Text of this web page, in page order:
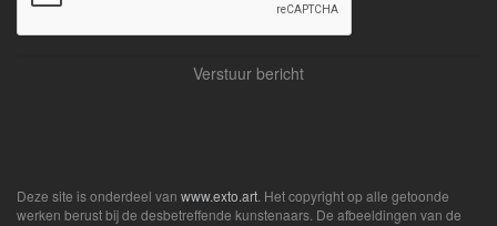
Deze site is onderdeel van www.exto.art . Het copyright op alle getoonde
werken berust bij de desbetreffende kunstenaars. De afbeeldingen van de